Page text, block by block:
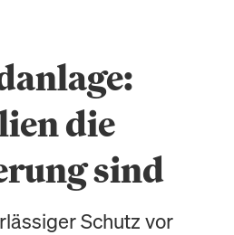
die
sind
Schutz vor